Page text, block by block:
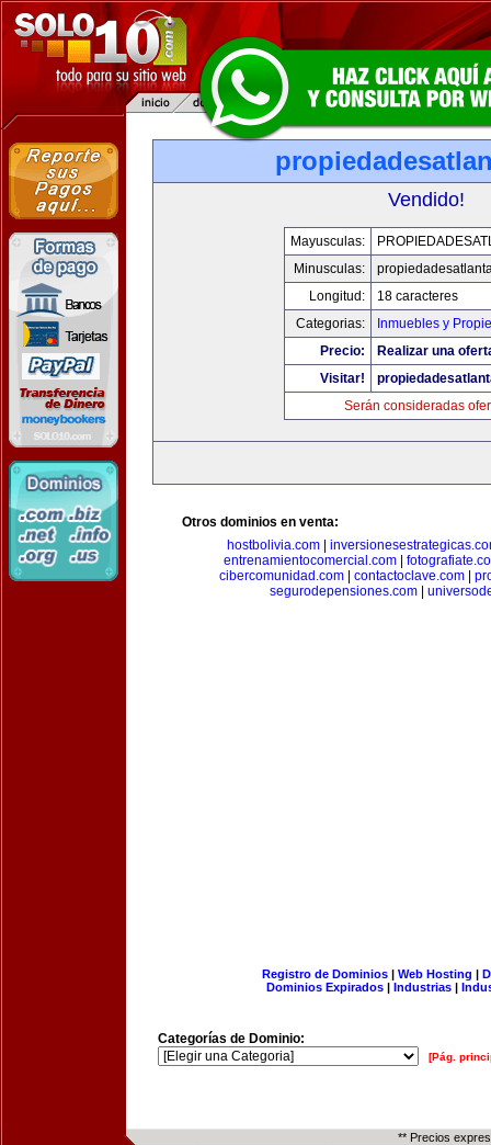
Vendido!
Mayusculas:
Minusculas:
Longitud:
18 caracteres
Categorias:
Inmuebles y
Precio:
Realizar una
Visitar!
Serán consideradas
Otros dominios en venta:
hostbolivia.com
entrenamientocomercial.com
cibercomunidad.com
contactoclave.com
segurodepensiones.com|
Registro de Dominios| Web Hosting |
Dominios Expirados | Industrias |
Categorías de Dominio:
[Pág.
** Precios